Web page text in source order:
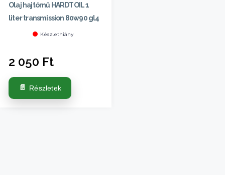
Olaj hajtómű HARDTOIL 1
liter transmission 80w90 gl4
Készlethiány
2 050 Ft
Részletek